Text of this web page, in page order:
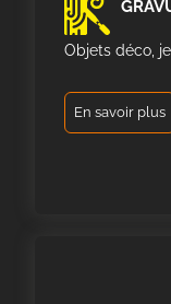
Objets déco,
En savoir plus